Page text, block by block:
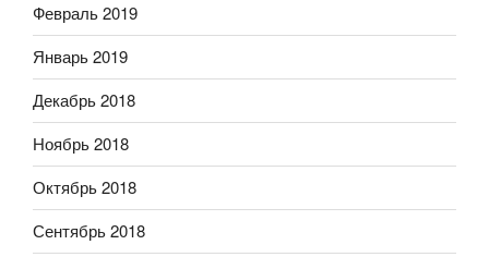
Февраль 2019
Январь 2019
Декабрь 2018
Ноябрь 2018
Октябрь 2018
Сентябрь 2018